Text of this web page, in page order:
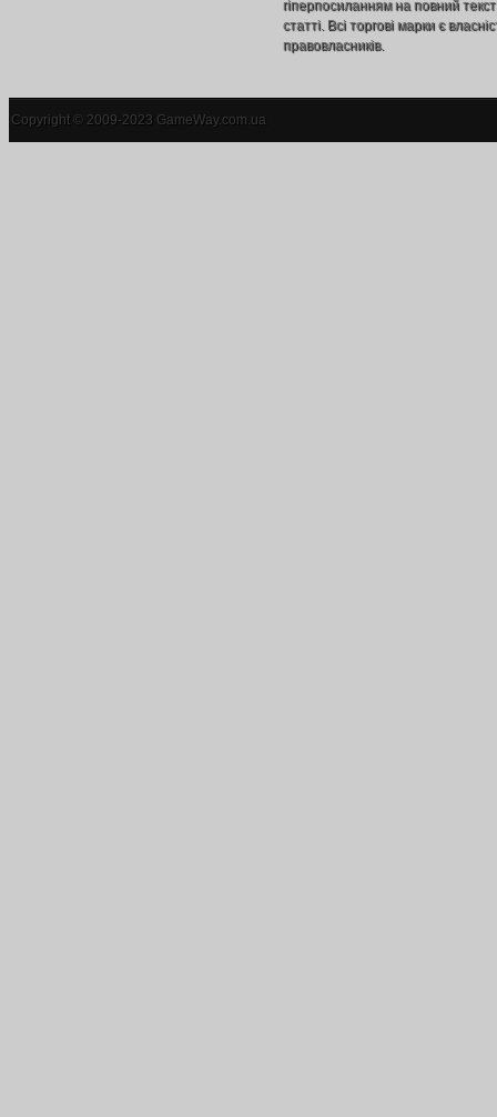
гіперпосиланням на повний текст
статті. Всі торгові марки є
правовласників.
Copyright © 2009-2023 GameWay.com.ua